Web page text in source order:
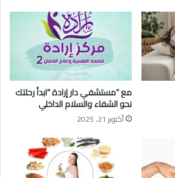
مع “مستشفي دار إرادة “ابدأ رحلتك
نحو الشفاء والسلام الداخلي
أكتوبر 21, 2025